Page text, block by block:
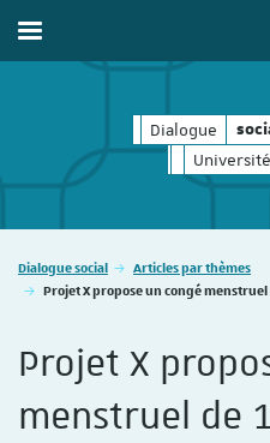
Dialogue social
Afficher / masquer le menu
Vous êtes ici :
Dialogue social
Articles par thèmes
Projet X propose un congé
Projet X
menstruel de